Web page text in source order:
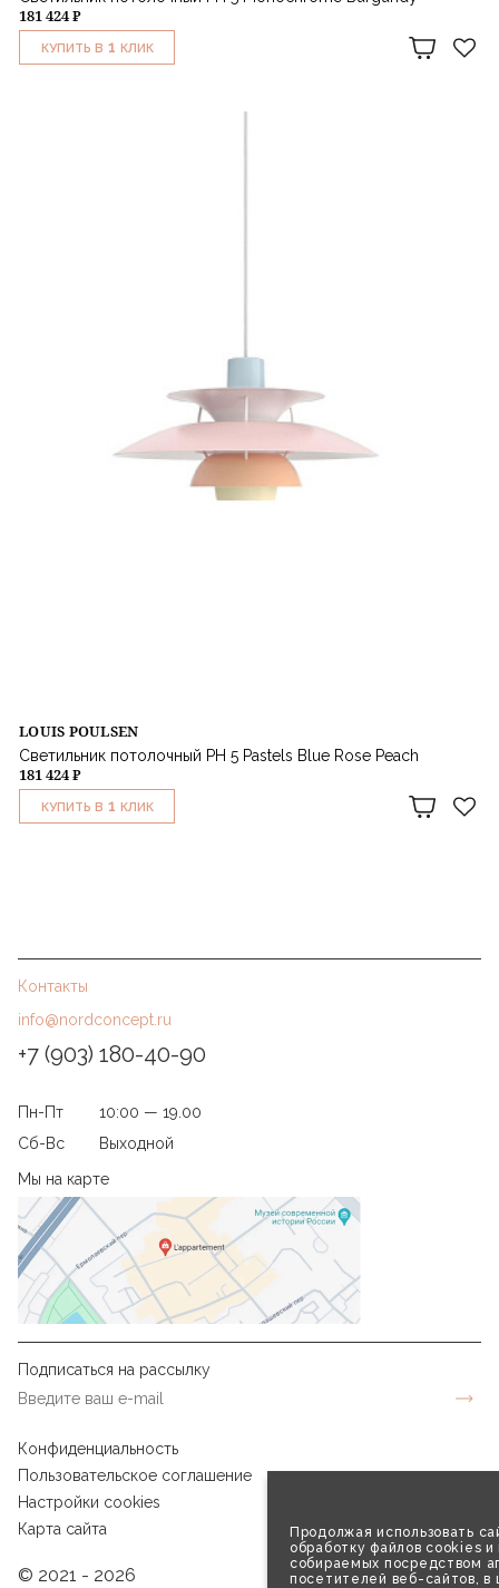
Продолжая использовать
обработку файлов cookies и
собираемых посредством
посетителей веб-сайтов, в
181 424 ₽
КУПИТЬ В 1 КЛИК
LOUIS POULSEN
Светильник потолочный PH 5 Pastels Blue Rose Peach
181 424 ₽
КУПИТЬ В 1 КЛИК
Контакты
info@nordconcept.ru
+7 (903) 180-40-90
Пн-Пт
10:00 — 19.00
Сб-Вс
Выходной
Мы на карте
Подписаться на рассылку
Конфиденциальность
Пользовательское соглашение
Настройки cookies
Карта сайта
© 2021 - 2026